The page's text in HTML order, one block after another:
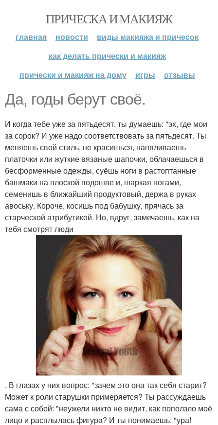
ПРИЧЕСКА И МАКИЯЖ
главная новости
виды макияжа и причесок
как делать прически и макияж
прически и макияж на дому
игры отзывы
Да, годы берут своё.
И когда тебе уже за пятьдесят, ты думаешь: "эх, где мои
за сорок? И уже надо соответствовать за пятьдесят. Ты
меняешь свой стиль, не красишься, напяливаешь
платочки или жуткие вязаные шапочки, облачаешься в
бесформенные одежды, суёшь ноги в растоптанные
башмаки на плоской подошве и, шаркая ногами,
семенишь в ближайший продуктовый, держа в руках
авоську. Короче, косишь под бабушку, прячась за
старческой атрибутикой. Но, вдруг, замечаешь, как на
тебя смотрят люди
. В глазах у них вопрос: "зачем это она так себя старит?
Может к роли старушки примеряется? Ты рассуждаешь
сама с собой: "неужели никто не видит, как поползло моё
лицо и расплылась фигура? И ты понимаешь: "ура!